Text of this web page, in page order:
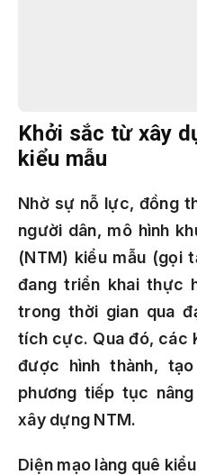
Khởi sắc từ xây
kiểu mẫu
Nhờ sự nỗ lực, đồng
người dân, mô hình
(NTM) kiểu mẫu (gọi
đang triển khai thực
trong thời gian qua
tích cực. Qua đó, các
được hình thành,
phương tiếp tục
xây dựng NTM.
Diện mạo làng quê